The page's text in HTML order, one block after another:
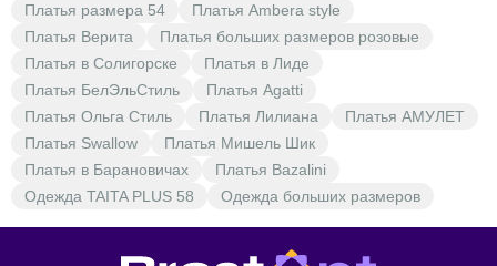
Платья размера 54
Платья Ambera style
Платья Верита
Платья больших размеров розовые
Платья в Солигорске
Платья в Лиде
Платья БелЭльСтиль
Платья Agatti
Платья Ольга Стиль
Платья Лилиана
Платья АМУЛЕТ
Платья Swallow
Платья Мишель Шик
Платья в Барановичах
Платья Bazalini
Одежда TAITA PLUS 58
Одежда больших размеров